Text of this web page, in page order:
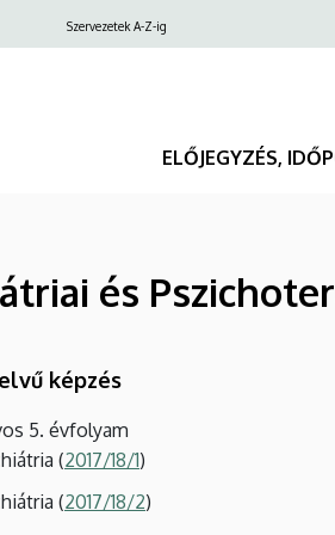
Szervezetek A-Z-ig
ELŐJEGYZÉS,
és
képzés
5. évfolyam
(2017/18/1)
(2017/18/2)